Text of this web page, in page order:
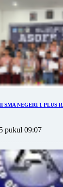
SMA NEGERI 1 PLUS
pukul 09:07